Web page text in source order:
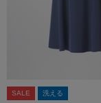
SALE 洗える